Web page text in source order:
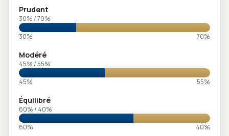
Prudent
30% /70%
30% 70%
Modéré
45% / 55%
45% 55%
Équilibré
60% / 40%
60% 40%